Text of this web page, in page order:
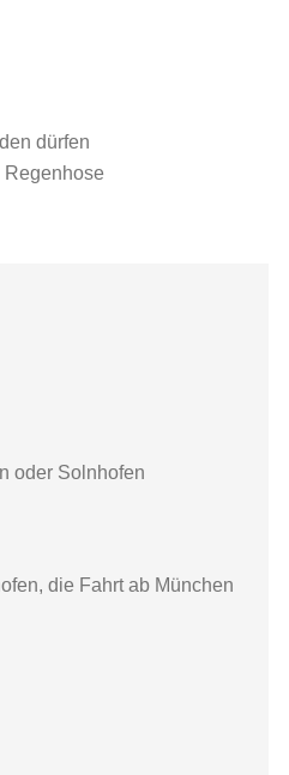
dürfen
oder Solnhofen
die Fahrt ab München